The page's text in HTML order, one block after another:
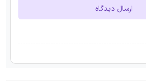
ارسال دیدگاه